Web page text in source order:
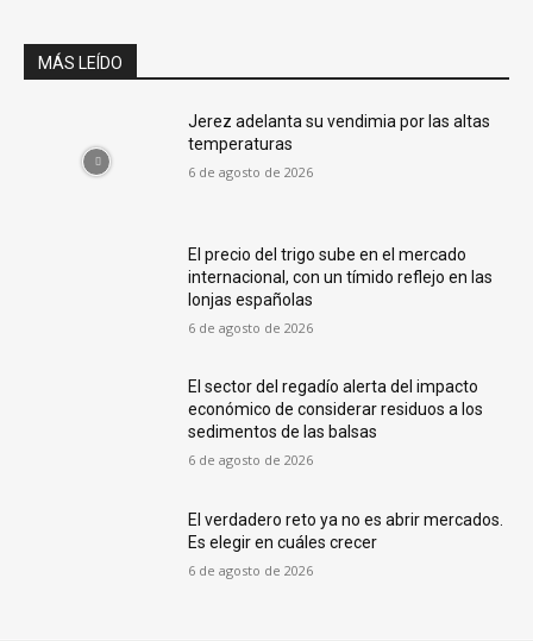
MÁS LEÍDO
Jerez adelanta su vendimia por las altas
temperaturas
6 de agosto de 2026
El precio del trigo sube en el mercado
internacional, con un tímido reflejo en las
lonjas españolas
6 de agosto de 2026
El sector del regadío alerta del impacto
económico de considerar residuos a los
sedimentos de las balsas
6 de agosto de 2026
El verdadero reto ya no es abrir mercados.
Es elegir en cuáles crecer
6 de agosto de 2026